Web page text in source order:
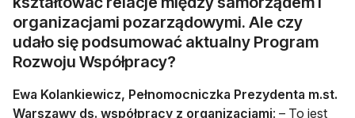
organizacjami pozarządowymi. Ale czy
udało się podsumować aktualny Program
Rozwoju Współpracy?
Ewa Kolankiewicz, Pełnomocniczka Prezydenta m.st.
Warszawy ds. współpracy z organizacjami: – To jest